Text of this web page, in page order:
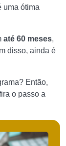
uma ótima
até 60 meses,
disso, ainda é
Então,
o passo a